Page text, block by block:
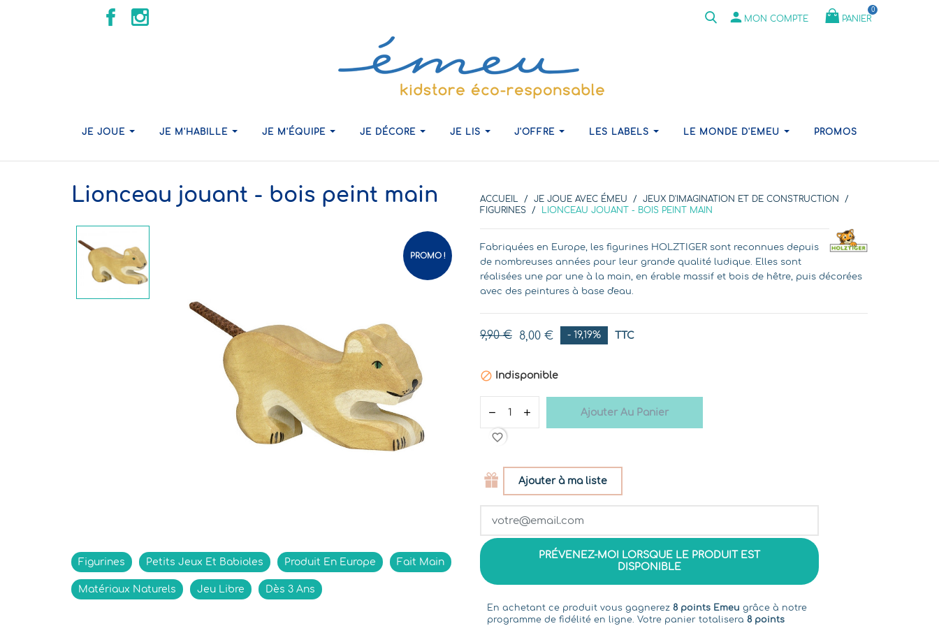
person MON COMPTE
0
PANIER
JE JOUE JE M'HABILLE JE M'ÉQUIPE JE DÉCORE JE LIS J'OFFRE LES LABELS LE MONDE D'EMEU PROMOS
Lionceau jouant - bois peint main
PROMO !
Figurines Petits Jeux Et Babioles Produit En Europe Fait Main
Matériaux Naturels Jeu Libre Dès 3 Ans
ACCUEIL JE JOUE AVEC ÉMEU
JEUX D'IMAGINATION ET DE CONSTRUCTION
FIGURINES
LIONCEAU JOUANT - BOIS PEINT MAIN
Fabriquées en Europe, les figurines HOLZTIGER sont reconnues depuis
de nombreuses années pour leur grande qualité ludique. Elles sont
réalisées une par une à la main, en érable massif et bois de hêtre, puis décorées
avec des peintures à base d'eau.
9,90 € 8,00 € - 19,19% TTC
 Indisponible
Ajouter Au Panier
favorite_border
Ajouter à ma liste
PRÉVENEZ-MOI LORSQUE LE PRODUIT EST
DISPONIBLE
En achetant ce produit vous gagnerez 8 points Emeu grâce à notre
programme de fidélité en ligne. Votre panier totalisera 8 points